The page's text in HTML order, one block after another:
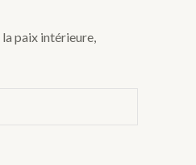
paix intérieure,